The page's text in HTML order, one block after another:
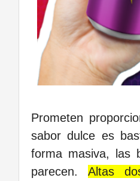
Prometen
sabor dulce es
forma masiva, las
parecen. Altas